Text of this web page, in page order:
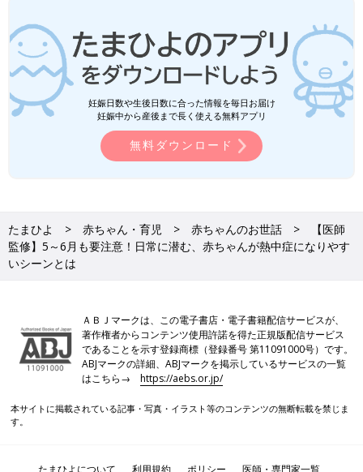
妊娠日数や生後日数に合った情報を毎日お届け
妊娠中から産後まで長く使える無料アプリ
無料ダウンロード
たまひよ 赤ちゃん・育児 赤ちゃんのお世話
【医師
監修】5～6月も要注意！日常に潜む、赤ちゃんが熱中症になりやす
いシーンとは
ＡＢＪマークは、この電子書店・電子書籍配信サービスが、
著作権者からコンテンツ使用許諾を得た正規版配信サービス
であることを示す登録商標（登録番号 第11091000号）です。
ABJマークの詳細、ABJマークを掲示しているサービスの一覧
はこちら→https://aebs.or.jp/
本サイトに掲載されている記事・写真・イラスト等のコンテンツの無断転載を禁じま
す。